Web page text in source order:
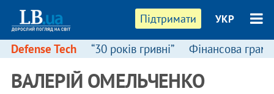
Підтримати УКР
Defense Tech “30 років гривні” Фінансова
ВАЛЕРІЙ ОМЕЛЬЧЕНКО